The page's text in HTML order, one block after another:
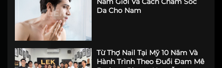
Da Cho Nam
Từ Thợ Nail Tại Mỹ 10 Năm Và
Hành Trình Theo Đuổi Đam Mê